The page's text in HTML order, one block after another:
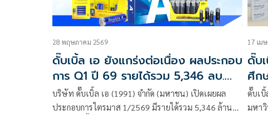
28 พฤษภาคม 2569
ดั๊บเบิ้ล เอ ยังแกร่งต่อเนื่อง ผลประกอบ
การ Q1 ปี 69 รายได้รวม 5,346 ลบ.
กำไร 336 ลบ. ท่ามกลางวิกฤตเศรษฐกิจ
โลก
บริษัท ดั๊บเบิ้ล เอ (1991) จำกัด (มหาชน) เปิดเผยผล
ประกอบการไตรมาส 1/2569 มีรายได้รวม 5,346 ล้าน
17 เม
ดั๊บ
ศึก
ธร
ดั๊บเบิ้
มหา